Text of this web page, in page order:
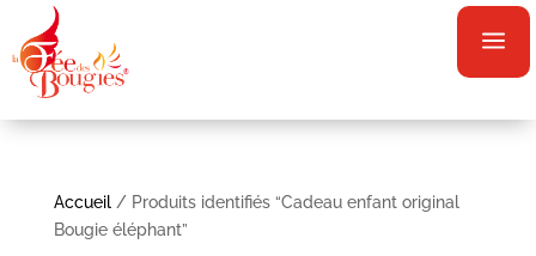
a
Accueil/ Produits identifiés “Cadeau enfant original
Bougie éléphant”